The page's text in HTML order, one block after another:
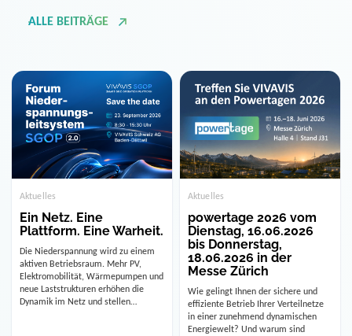
ALLE BEITRÄGE
Aktuelles
Ein Netz. Eine
Plattform. Eine Warheit.
Die Niederspannung wird zu einem
aktiven Betriebsraum. Mehr PV,
Elektromobilität, Wärmepumpen und
neue Laststrukturen erhöhen die
Dynamik im Netz und stellen
Aktuelles
powertage 2026 vom
Dienstag, 16.06.2026
bis Donnerstag,
18.06.2026 in der
Messe Zürich
Wie gelingt Ihnen der sichere und
effiziente Betrieb Ihrer Verteilnetze
in einer zunehmend dynamischen
Energiewelt? Und warum sind